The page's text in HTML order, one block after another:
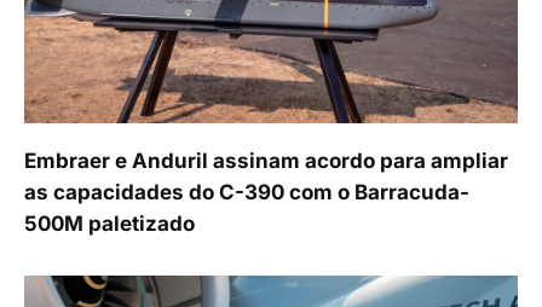
Embraer e Anduril assinam acordo para ampliar
as capacidades do C-390 com o Barracuda-
500M paletizado